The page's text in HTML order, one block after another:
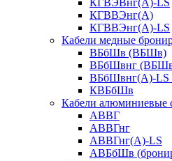
КГВЭВнг(А)-LS
КГВВЭнг(А)
КГВВЭнг(А)-LS
Кабели медные
ВБбШв (ВБШв)
ВБбШвнг
ВБбШвнг(А)-
КВБбШв
Кабели алюминиевые
АВВГ
АВВГнг
АВВГнг(А)-LS
АВБбШв